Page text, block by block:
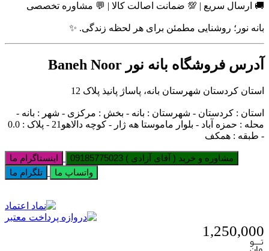
🚚 ارسال سریع | 💯 ضمانت اصالت کالا | 💬 مشاوره تخصصی
بانه نور؛ روشنایی مطمئن برای هر لحظه زندگی. ✨
آدرس فروشگاه بانه نور Baneh Noor
استان کردستان شهرستان بانه، پاساژ پانیذ پلاک 12
استان : کردستان - شهرستان : بانه - بخش : مرکزی - شهر : بانه -
محله : حمزه آباد - بلوار ماموستا هه ژار - کوچه دالاهو21 - پلاک : 0.0
- طبقه : همکف
مشاوره و خرید ( آقای آزادی ) 09185775023
اینستاگرام ما
واتساپ ما
تلگرام ما
1,250,000